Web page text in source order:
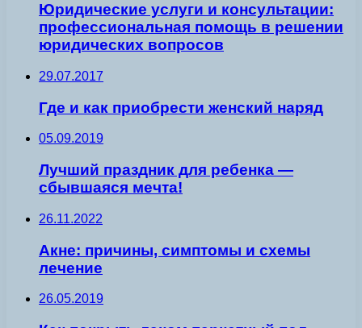
Юридические услуги и консультации:
профессиональная помощь в решении
юридических вопросов
29.07.2017
Где и как приобрести женский наряд
05.09.2019
Лучший праздник для ребенка —
сбывшаяся мечта!
26.11.2022
Акне: причины, симптомы и схемы
лечение
26.05.2019